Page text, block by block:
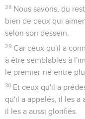
28 Nous savons, du
bien de ceux qui
selon son dessein.
29 Car ceux qu'il a
à être semblables à
le premier-né entre
30 Et ceux qu'il a
qu'il a appelés, il les a
il les a aussi glorifiés.